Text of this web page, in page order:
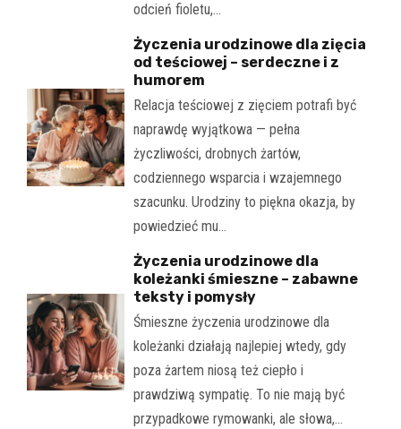
odcień fioletu,…
Życzenia urodzinowe dla zięcia
od teściowej – serdeczne i z
humorem
Relacja teściowej z zięciem potrafi być
naprawdę wyjątkowa — pełna
życzliwości, drobnych żartów,
codziennego wsparcia i wzajemnego
szacunku. Urodziny to piękna okazja, by
powiedzieć mu…
Życzenia urodzinowe dla
koleżanki śmieszne – zabawne
teksty i pomysły
Śmieszne życzenia urodzinowe dla
koleżanki działają najlepiej wtedy, gdy
poza żartem niosą też ciepło i
prawdziwą sympatię. To nie mają być
przypadkowe rymowanki, ale słowa,…